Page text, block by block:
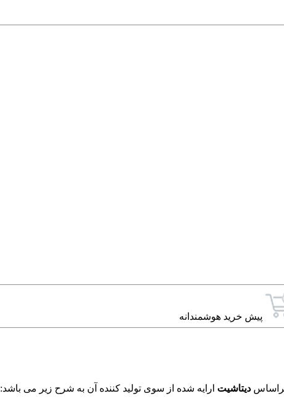
پیش خرید هوشمندانه
دیتاشیت ارایه شده از سوی تولید کننده آن به شرح زیر می باشد: